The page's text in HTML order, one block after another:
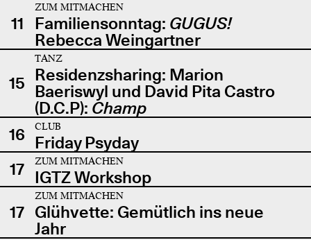
11
ZUM MITMACHEN
Familiensonntag: GUGUS!
Rebecca Weingartner
15
TANZ
Residenzsharing: Marion
Baeriswyl und David Pita Castro
(D.C.P): Champ
16
CLUB
Friday Psyday
17
ZUM MITMACHEN
IGTZ Workshop
17
ZUM MITMACHEN
Glühvette: Gemütlich ins neue
Jahr